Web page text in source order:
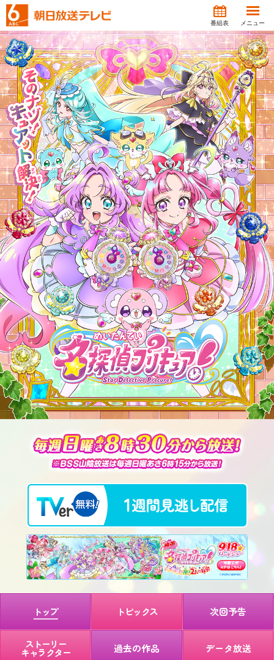
番組表 メニュー
トップ トピックス 次回予告
ストーリー
キャラクター 過去の作品 データ放送